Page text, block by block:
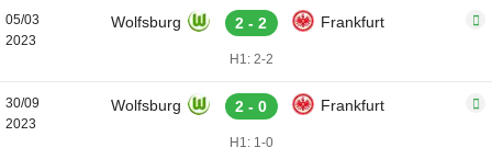
05/03
2023
Wolfsburg 2 - 2 Frankfurt
H1: 2-2
30/09
2023
Wolfsburg 2 - 0 Frankfurt
H1: 1-0